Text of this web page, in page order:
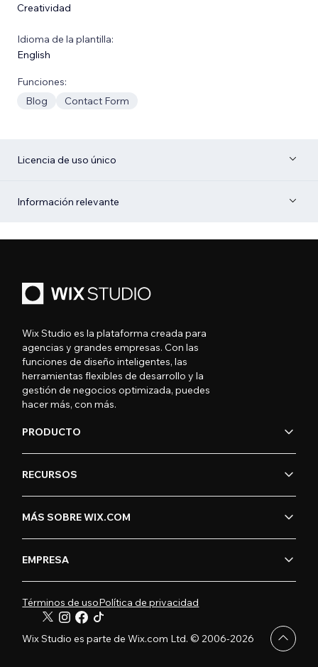
Creatividad
Idioma de la plantilla:
English
Funciones:
Blog
Contact Form
Licencia de uso único
Información relevante
Wix Studio es la plataforma creada para
agencias y grandes empresas. Con las
funciones de diseño inteligentes, las
herramientas flexibles de desarrollo y la
gestión de negocios optimizada, puedes
hacer más, con más.
PRODUCTO
RECURSOS
MÁS SOBRE WIX.COM
EMPRESA
Términos de usoPolítica de privacidad
Wix Studio es parte de Wix.com Ltd. © 2006-2026